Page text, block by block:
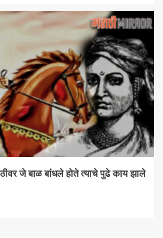
जे बाळ बांधले होते त्याचे पुढे काय झाले